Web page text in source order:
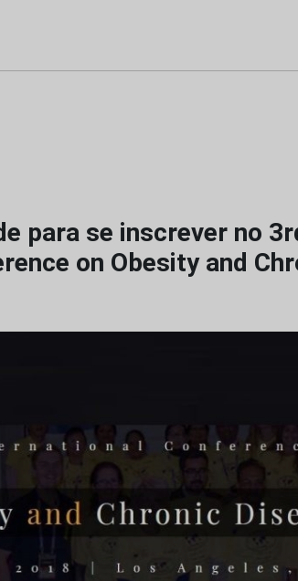
para se inscrever no
on Obesity and